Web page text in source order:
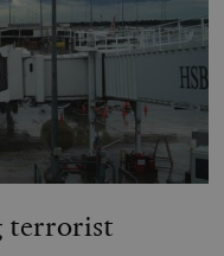
terrorist